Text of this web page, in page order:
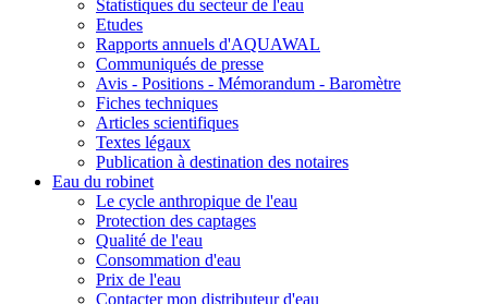
Statistiques du secteur de l'eau
Etudes
Rapports annuels d'AQUAWAL
Communiqués de presse
Avis - Positions - Mémorandum - Baromètre
Fiches techniques
Articles scientifiques
Textes légaux
Publication à destination des notaires
Eau du robinet
Le cycle anthropique de l'eau
Protection des captages
Qualité de l'eau
Consommation d'eau
Prix de l'eau
Contacter mon distributeur d'eau